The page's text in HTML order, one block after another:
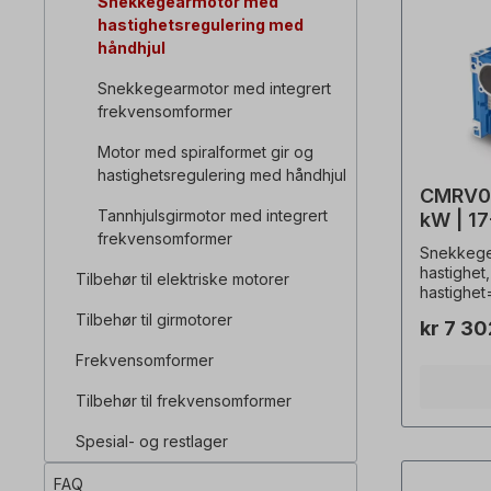
hastighetsregulering med
håndhjul
Snekkegearmotor med integrert
frekvensomformer
Motor med spiralformet gir og
hastighetsregulering med håndhjul
Tannhjulsgirmotor med integrert
frekvensomformer
Tilbehør til elektriske motorer
Tilbehør til girmotorer
Frekvensomformer
Tilbehør til frekvensomformer
Spesial- og restlager
FAQ
kW |
Hz (± 5
kr 7